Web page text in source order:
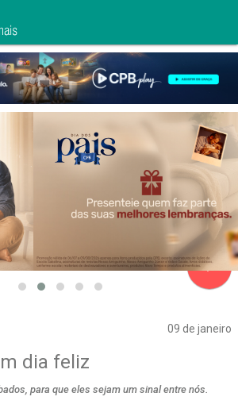
09 de janeiro
dia feliz
para que eles sejam um sinal entre nós.
navigate_next